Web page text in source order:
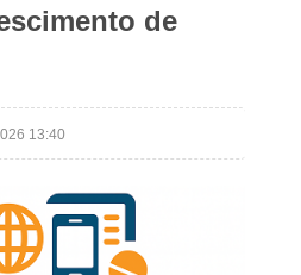
de
13:40